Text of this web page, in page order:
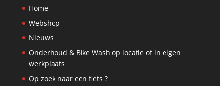
Home
Webshop
Nieuws
Onderhoud & Bike Wash op locatie of in eigen
werkplaats
Op zoek naar een fiets ?